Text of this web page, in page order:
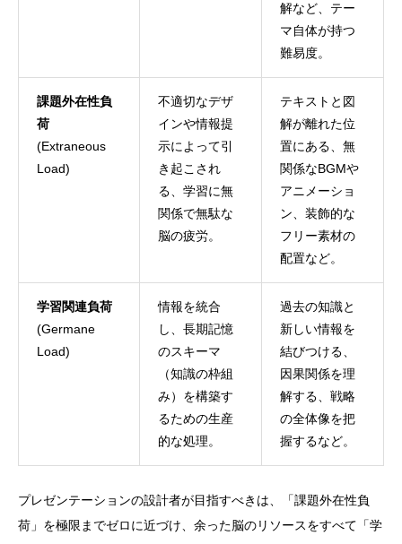
解など、テー
マ自体が持つ
難易度。
課題外在性負
荷
(Extraneous
Load)
不適切なデザ
インや情報提
示によって引
き起こされ
る、学習に無
関係で無駄な
脳の疲労。
テキストと図
解が離れた位
置にある、無
関係なBGMや
アニメーショ
ン、装飾的な
フリー素材の
配置など。
学習関連負荷
(Germane
Load)
情報を統合
し、長期記憶
のスキーマ
（知識の枠組
み）を構築す
るための生産
的な処理。
過去の知識と
新しい情報を
結びつける、
因果関係を理
解する、戦略
の全体像を把
握するなど。
プレゼンテーションの設計者が目指すべきは、「課題外在性負
荷」を極限までゼロに近づけ、余った脳のリソースをすべて「学